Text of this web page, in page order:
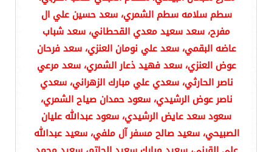
سطم سلامه سطم الشمري، سعد حسين علي ال
مفرح، سعد سعيد معدي القحطاني، سعد شباب
عاضه البقمي، سعد علي نومان العنزي، سعد فرحان
عوض العنزي، سعد فهيد ذعار الشمري، سعد مرعي
ناصر الحارثي، سعدي علي مبارك الزهراني، سعدي
ناصر عوض الرشيدي، سعود حمدان صياح الشمري،
سعود سعد عايض الرشيدي، سعود عبدالله عليان
الصبيحي، سعيد صالح مسفر آل ملفي، سعيد عبدالله